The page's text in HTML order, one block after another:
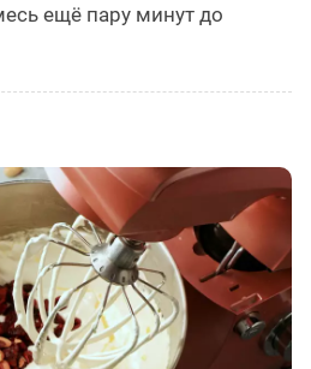
ещё пару минут до